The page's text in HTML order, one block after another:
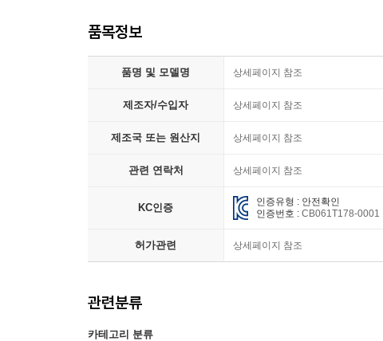
품목정보
품명 및 모델명 상세페이지 참조
제조자/수입자 상세페이지 참조
제조국 또는 원산지 상세페이지 참조
관련 연락처 상세페이지 참조
KC인증
인증유형 : 안전확인
인증번호 :CB061T178-0001
허가관련 상세페이지 참조
관련분류
카테고리 분류